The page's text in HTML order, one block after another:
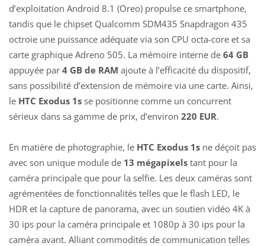
d’exploitation Android 8.1 (Oreo) propulse ce smartphone,
tandis que le chipset Qualcomm SDM435 Snapdragon 435
octroie une puissance adéquate via son CPU octa-core et sa
carte graphique Adreno 505. La mémoire interne de 64 GB
appuyée par 4 GB de RAM ajoute à l’efficacité du dispositif,
sans possibilité d’extension de mémoire via une carte. Ainsi,
le HTC Exodus 1s se positionne comme un concurrent
sérieux dans sa gamme de prix, d’environ 220 EUR.
En matière de photographie, le HTC Exodus 1s ne déçoit pas
avec son unique module de 13 mégapixels tant pour la
caméra principale que pour la selfie. Les deux caméras sont
agrémentées de fonctionnalités telles que le flash LED, le
HDR et la capture de panorama, avec un soutien vidéo 4K à
30 ips pour la caméra principale et 1080p à 30 ips pour la
caméra avant. Alliant commodités de communication telles